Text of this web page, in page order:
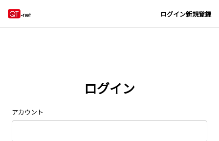
ログイン新規登録
ログイン
アカウント